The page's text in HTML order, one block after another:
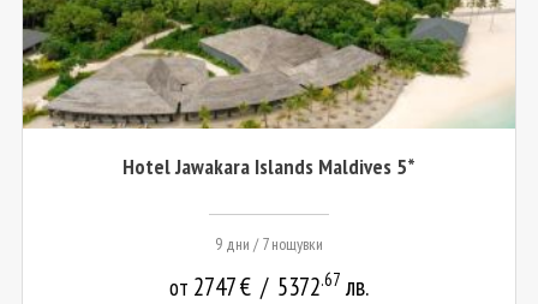
Hotel Jawakara Islands Maldives 5*
9 дни / 7 нощувки
от 2747€ / 5372.67 лв.